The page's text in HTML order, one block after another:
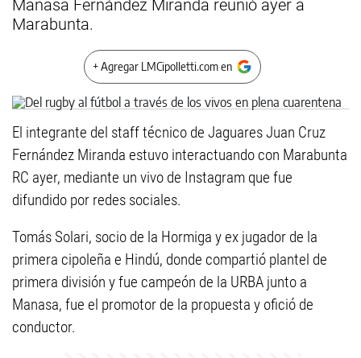
Manasa Fernández Miranda reunió ayer a
Marabunta.
+ Agregar LMCipolletti.com en
El integrante del staff técnico de Jaguares Juan Cruz
Fernández Miranda estuvo interactuando con Marabunta
RC ayer, mediante un vivo de Instagram que fue
difundido por redes sociales.
Tomás Solari, socio de la Hormiga y ex jugador de la
primera cipoleña e Hindú, donde compartió plantel de
primera división y fue campeón de la URBA junto a
Manasa, fue el promotor de la propuesta y ofició de
conductor.